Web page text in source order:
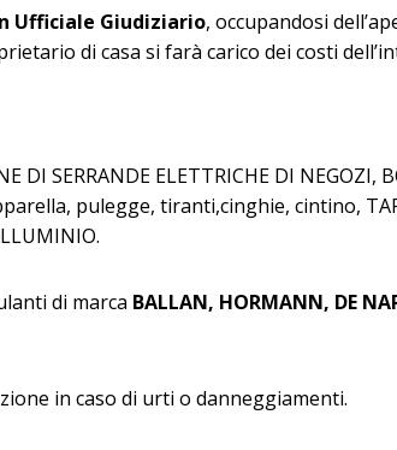
Ufficiale Giudiziario, occupandosi
di casa si farà carico dei costi
SERRANDE ELETTRICHE DI NEGOZI,
pulegge, tiranti,cinghie, cintino,
di marca BALLAN, HORMANN, DE
in caso di urti o danneggiamenti.